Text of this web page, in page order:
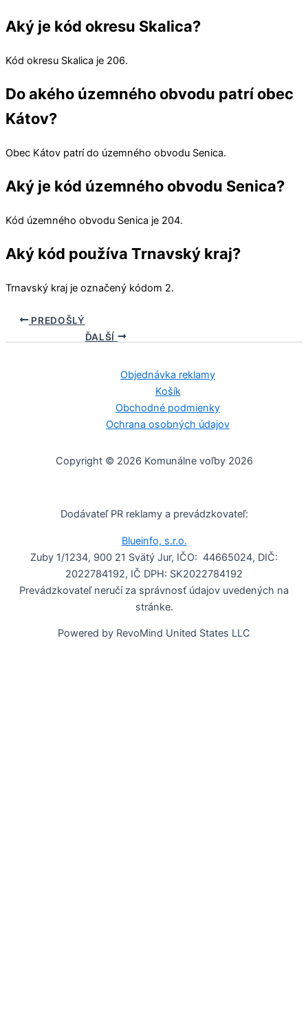
Aký je kód okresu Skalica?
Kód okresu Skalica je 206.
Do akého územného obvodu patrí obec
Kátov?
Obec Kátov patrí do územného obvodu Senica.
Aký je kód územného obvodu Senica?
Kód územného obvodu Senica je 204.
Aký kód používa Trnavský kraj?
Trnavský kraj je označený kódom 2.
PREDOŠLÝ
ĎALŠÍ
Objednávka reklamy
Košík
Obchodné podmienky
Ochrana osobných údajov
Copyright © 2026 Komunálne voľby 2026
Dodávateľ PR reklamy a prevádzkovateľ:
Blueinfo, s.r.o.
Zuby 1/1234, 900 21 Svätý Jur, IČO: 44665024, DIČ:
2022784192, IČ DPH: SK2022784192
Prevádzkovateľ neručí za správnosť údajov uvedených na
stránke.
Powered by RevoMind United States LLC